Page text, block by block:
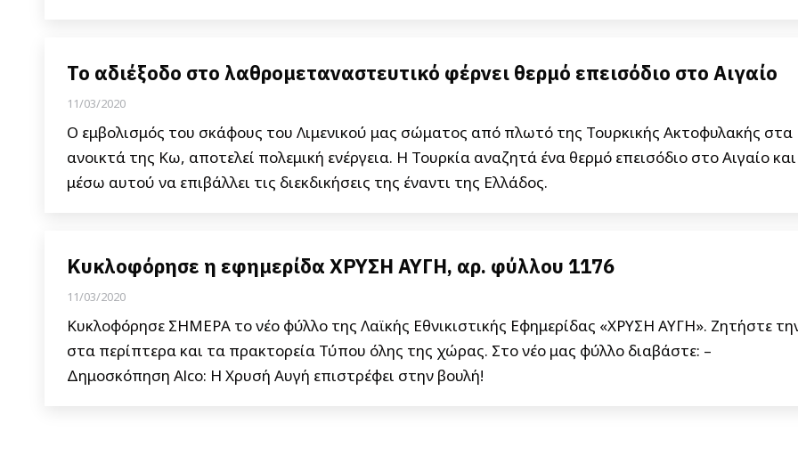
Το αδιέξοδο στο λαθρομεταναστευτικό φέρνει θερμό επεισόδιο στο Αιγαίο
11/03/2020
Ο εμβολισμός του σκάφους του Λιμενικού μας σώματος από πλωτό της Τουρκικής Ακτοφυλακής στα
ανοικτά της Κω, αποτελεί πολεμική ενέργεια. Η Τουρκία αναζητά ένα θερμό επεισόδιο στο Αιγαίο και
μέσω αυτού να επιβάλλει τις διεκδικήσεις της έναντι της Ελλάδος.
Κυκλοφόρησε η εφημερίδα ΧΡΥΣΗ ΑΥΓΗ, αρ. φύλλου 1176
11/03/2020
Κυκλοφόρησε ΣΗΜΕΡΑ το νέο φύλλο της Λαϊκής Εθνικιστικής Εφημερίδας «ΧΡΥΣΗ ΑΥΓΗ». Ζητήστε
στα περίπτερα και τα πρακτορεία Τύπου όλης της χώρας. Στο νέο μας φύλλο διαβάστε: –
Δημοσκόπηση Alco: Η Χρυσή Αυγή επιστρέφει στην βουλή!